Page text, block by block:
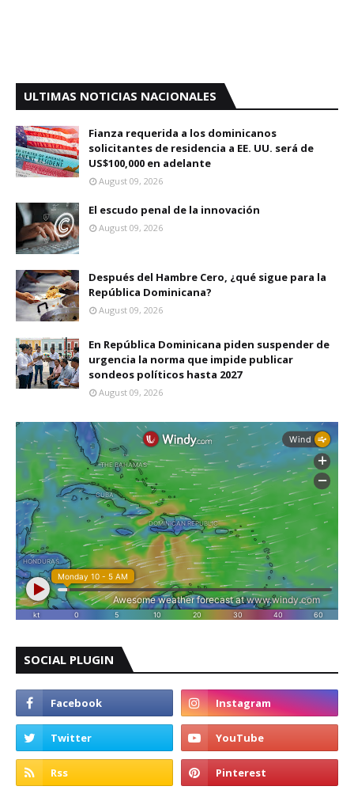
ULTIMAS NOTICIAS NACIONALES
Fianza requerida a los dominicanos
solicitantes de residencia a EE. UU. será de
US$100,000 en adelante
August 09, 2026
El escudo penal de la innovación
August 09, 2026
Después del Hambre Cero, ¿qué sigue para la
República Dominicana?
August 09, 2026
En República Dominicana piden suspender de
urgencia la norma que impide publicar
sondeos políticos hasta 2027
August 09, 2026
SOCIAL PLUGIN